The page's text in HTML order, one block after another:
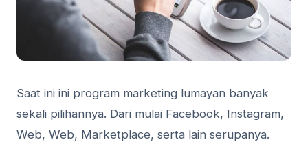
Saat ini ini program marketing lumayan banyak
sekali pilihannya. Dari mulai Facebook, Instagram,
Web, Web, Marketplace, serta lain serupanya.